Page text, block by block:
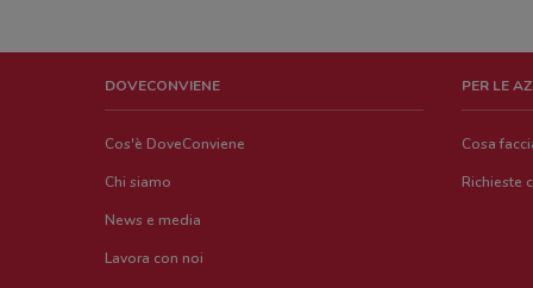
DOVECONVIENE
Cos'è DoveConviene
Chi siamo
News e media
Lavora con noi
PER LE
Cosa
Richieste